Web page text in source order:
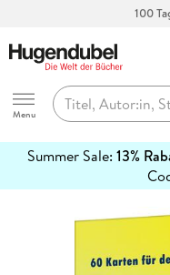
100
Hugendubel
Menu
Summer Sale: 13%
erfahren